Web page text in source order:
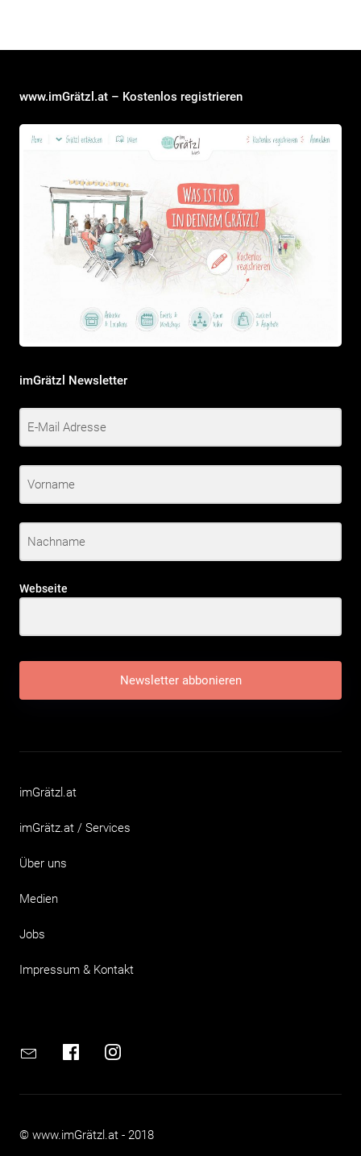
www.imGrätzl.at – Kostenlos registrieren
imGrätzl Newsletter
Webseite
Newsletter abbonieren
imGrätzl.at
imGrätz.at / Services
Über uns
Medien
Jobs
Impressum & Kontakt
Email FacebookInstagram
© www.imGrätzl.at - 2018